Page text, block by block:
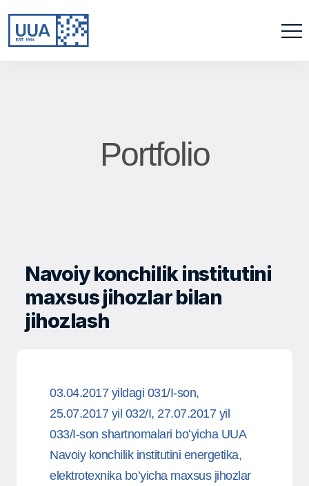
Portfolio
Navoiy konchilik institutini
maxsus jihozlar bilan
jihozlash
03.04.2017 yildagi 031/I-son,
25.07.2017 yil 032/I, 27.07.2017 yil
033/I-son shartnomalari boʻyicha UUA
Navoiy konchilik institutini energetika,
elektrotexnika boʻyicha maxsus jihozlar